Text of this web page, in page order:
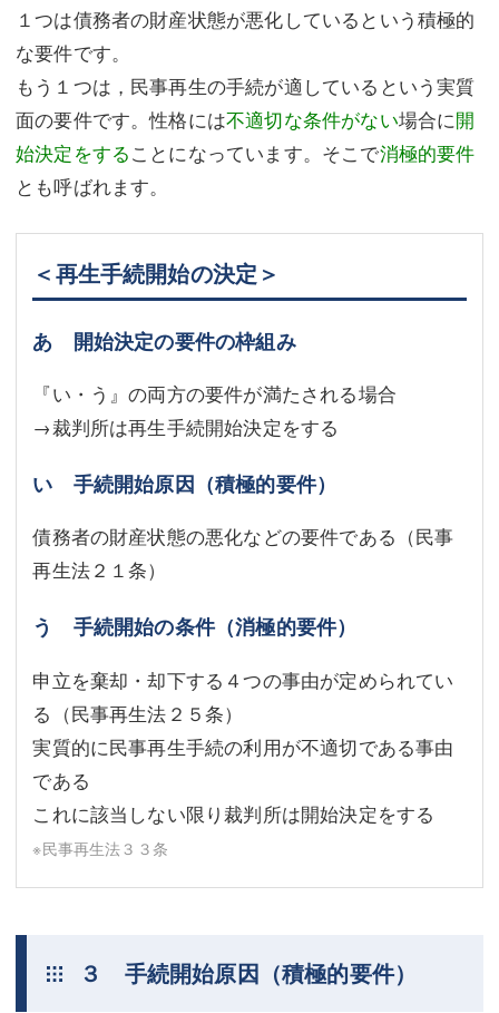
１つは債務者の財産状態が悪化しているという積極的
な要件です。
もう１つは，民事再生の手続が適しているという実質
面の要件です。性格には不適切な条件がない場合に開
始決定をすることになっています。そこで消極的要件
とも呼ばれます。
＜再生手続開始の決定＞
あ 開始決定の要件の枠組み
『い・う』の両方の要件が満たされる場合
→裁判所は再生手続開始決定をする
い 手続開始原因（積極的要件）
債務者の財産状態の悪化などの要件である（民事
再生法２１条）
う 手続開始の条件（消極的要件）
申立を棄却・却下する４つの事由が定められてい
る（民事再生法２５条）
実質的に民事再生手続の利用が不適切である事由
である
これに該当しない限り裁判所は開始決定をする
※民事再生法３３条
３ 手続開始原因（積極的要件）